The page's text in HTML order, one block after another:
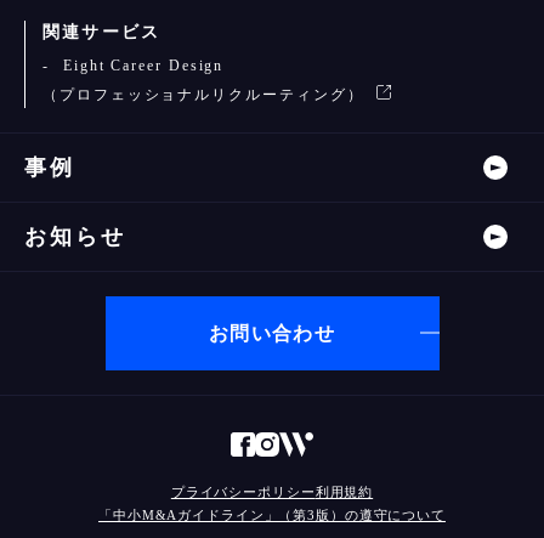
関連サービス
Eight Career Design
（プロフェッショナルリクルーティング）
事例
お知らせ
お問い合わせ
プライバシーポリシー利用規約
「中小M&Aガイドライン」（第3版）の遵守について